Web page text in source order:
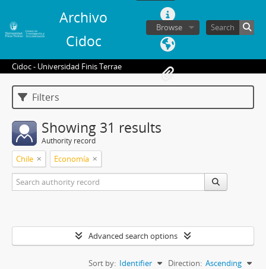
Archivo
Cidoc
Browse
Cidoc - Universidad Finis Terrae
Filters
Showing 31 results
Authority record
Chile Economía
Advanced search options
Sort by: Identifier Direction: Ascending